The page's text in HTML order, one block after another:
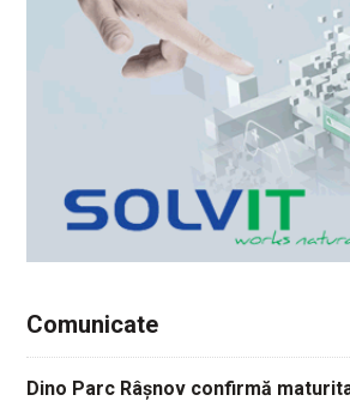
Comunicate
Dino Parc Râșnov confirmă